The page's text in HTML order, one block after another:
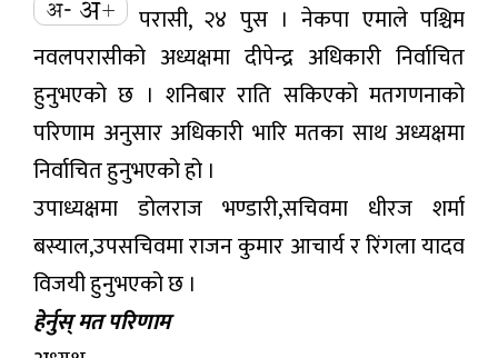
परासी, २४ पुस । नेकपा एमाले पश्चिम
नवलपरासीको अध्यक्षमा दीपेन्द्र अधिकारी निर्वाचित
हुनुभएको छ । शनिबार राति सकिएको मतगणनाको
परिणाम अनुसार अधिकारी भारि मतका साथ अध्यक्षमा
निर्वाचित हुनुभएको हो ।
उपाध्यक्षमा डोलराज भण्डारी,सचिवमा धीरज शर्मा
बस्याल,उपसचिवमा राजन कुमार आचार्य र रिंगला यादव
विजयी हुनुभएको छ ।
हेर्नुस् मत परिणाम